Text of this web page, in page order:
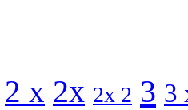
2 x 2x 2x 2 3 3